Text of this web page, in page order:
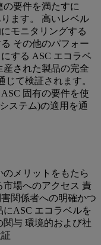
要件を満たすに
ます。 高いレベル
モニタリングする
その他のパフォー
する ASC エコラベ
産された製品の完全
て検証されます。
固有の要件を使
ステム)の適用を通
メリットをもたら
市場へのアクセス 責
関係者への明確かつ
ASC エコラベルを
与 環境的および社